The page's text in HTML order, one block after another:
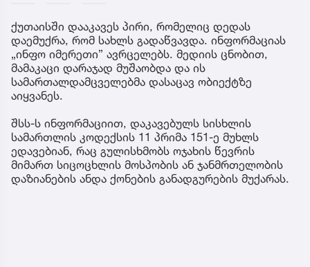
ქუთაისში დააკავეს პირი, რომელიც დედას
დაემუქრა, რომ სახლს გადაწვავდა. ინფორმაციას
„ინფო იმერეთი” ავრცელებს. მედიის ცნობით,
მამაკაცი დარაჯად მუშაობდა და ის
სამართალდამცველებმა დასაცავ ობიექტზე
აიყვანეს.
შსს-ს ინფორმაციით, დაკავებულს სისხლის
სამართლის კოდექსის 11 პრიმა 151-ე მუხლს
ედავებიან, რაც გულისხმობს ოჯახის წევრის
მიმართ სიცოცხლის მოსპობის ან ჯანმრთელობის
დაზიანების ანდა ქონების განადგურების მუქარას.